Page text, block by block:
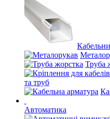
Труба
та труб
Автоматика